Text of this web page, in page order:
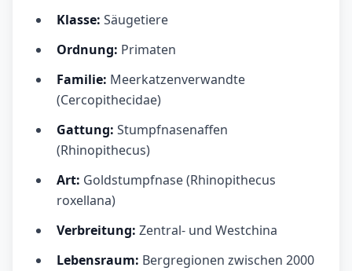
Klasse: Säugetiere
Ordnung: Primaten
Familie: Meerkatzenverwandte
(Cercopithecidae)
Gattung: Stumpfnasenaffen
(Rhinopithecus)
Art: Goldstumpfnase (Rhinopithecus
roxellana)
Verbreitung: Zentral- und Westchina
Lebensraum: Bergregionen zwischen 2000